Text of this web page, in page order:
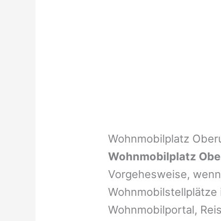
Wohnmobilplatz
Wohnmobilplatz
Vorgehesweise,
Wohnmobilportal,